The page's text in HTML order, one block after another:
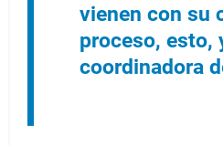
vienen con su
proceso, esto,
coordinadora